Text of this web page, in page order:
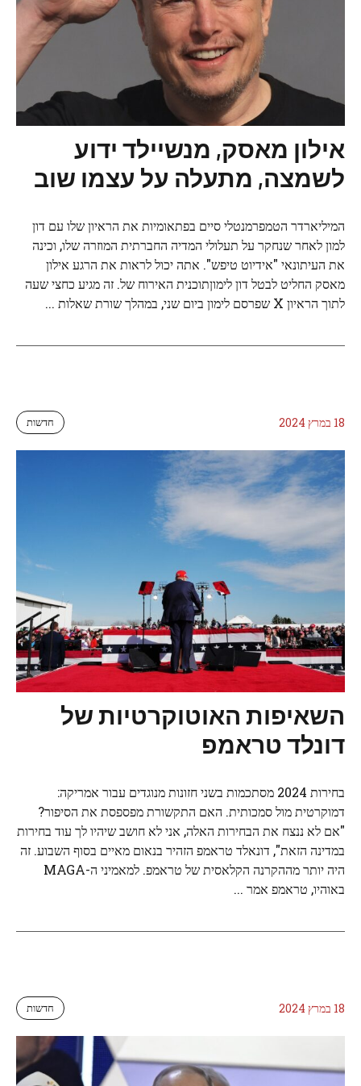
אילון מאסק, מנשיילד ידוע
לשמצה, מתעלה על עצמו שוב
המיליארדר הטמפרמנטלי סיים בפתאומיות את הראיון שלו עם דון
למון לאחר שנחקר על תעלולי המדיה החברתית המוזרה שלו, וכינה
את העיתונאי "אידיוט טיפש". אתה יכול לראות את הרגע אילון
מאסק החליט לבטל דון לימוןתוכנית האירוח של. זה מגיע כחצי שעה
לתוך הראיון X שפרסם לימון ביום שני, במהלך שורת שאלות ...
18 במרץ 2024 חדשות
השאיפות האוטוקרטיות של
דונלד טראמפ
בחירות 2024 מסתכמות בשני חזונות מנוגדים עבור אמריקה:
דמוקרטית מול סמכותית. האם התקשורת מפספסת את הסיפור?
"אם לא ננצח את הבחירות האלה, אני לא חושב שיהיו לך עוד בחירות
במדינה הזאת", דונאלד טראמפ הזהיר בנאום מאיים בסוף השבוע. זה
היה יותר מההקרנה הקלאסית של טראמפ. למאמיני ה-MAGA
באוהיו, טראמפ אמר ...
18 במרץ 2024 חדשות